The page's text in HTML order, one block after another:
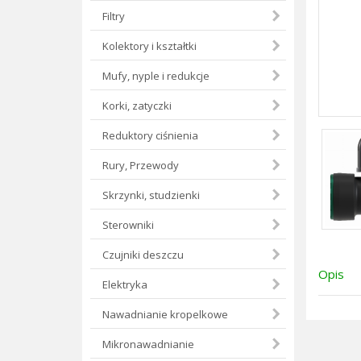
Filtry
Kolektory i kształtki
Mufy, nyple i redukcje
Korki, zatyczki
Reduktory ciśnienia
Rury, Przewody
Skrzynki, studzienki
Sterowniki
Czujniki deszczu
Elektryka
Nawadnianie kropelkowe
Mikronawadnianie
Opis